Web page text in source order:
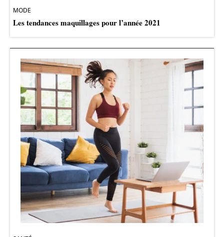
MODE
Les tendances maquillages pour l’année 2021